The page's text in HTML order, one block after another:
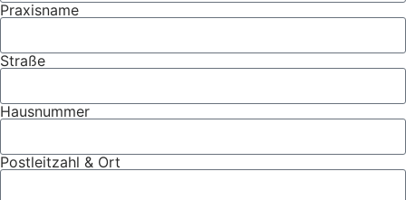
Praxisname
Straße
Hausnummer
Postleitzahl & Ort